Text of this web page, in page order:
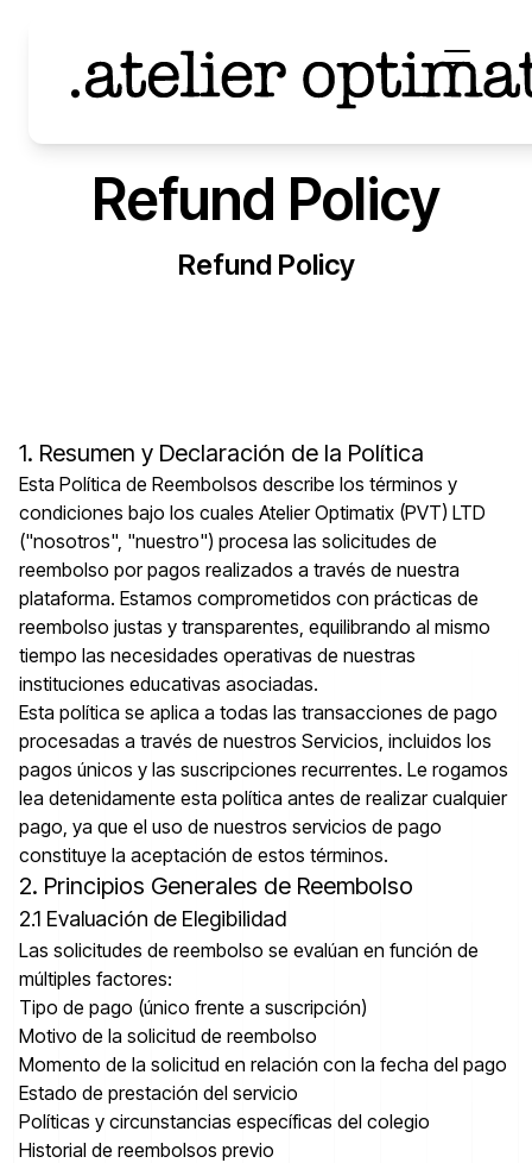
Refund Policy
Refund Policy
1. Resumen y Declaración de la Política
Esta Política de Reembolsos describe los términos y
condiciones bajo los cuales Atelier Optimatix (PVT) LTD
("nosotros", "nuestro") procesa las solicitudes de
reembolso por pagos realizados a través de nuestra
plataforma. Estamos comprometidos con prácticas de
reembolso justas y transparentes, equilibrando al mismo
tiempo las necesidades operativas de nuestras
instituciones educativas asociadas.
Esta política se aplica a todas las transacciones de pago
procesadas a través de nuestros Servicios, incluidos los
pagos únicos y las suscripciones recurrentes. Le rogamos
lea detenidamente esta política antes de realizar cualquier
pago, ya que el uso de nuestros servicios de pago
constituye la aceptación de estos términos.
2. Principios Generales de Reembolso
2.1 Evaluación de Elegibilidad
Las solicitudes de reembolso se evalúan en función de
múltiples factores:
Tipo de pago (único frente a suscripción)
Motivo de la solicitud de reembolso
Momento de la solicitud en relación con la fecha del pago
Estado de prestación del servicio
Políticas y circunstancias específicas del colegio
Historial de reembolsos previo